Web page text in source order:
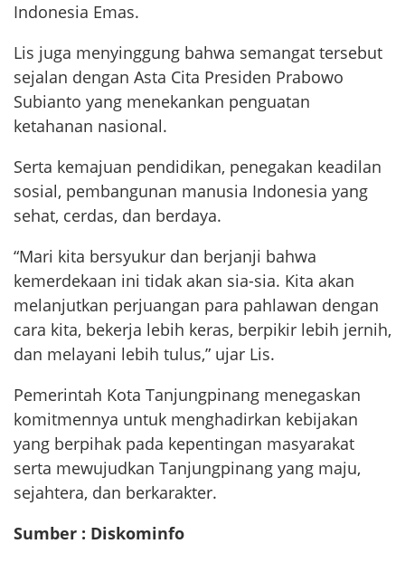
Indonesia Emas.
Lis juga menyinggung bahwa semangat tersebut
sejalan dengan Asta Cita Presiden Prabowo
Subianto yang menekankan penguatan
ketahanan nasional.
Serta kemajuan pendidikan, penegakan keadilan
sosial, pembangunan manusia Indonesia yang
sehat, cerdas, dan berdaya.
“Mari kita bersyukur dan berjanji bahwa
kemerdekaan ini tidak akan sia-sia. Kita akan
melanjutkan perjuangan para pahlawan dengan
cara kita, bekerja lebih keras, berpikir lebih jernih,
dan melayani lebih tulus,” ujar Lis.
Pemerintah Kota Tanjungpinang menegaskan
komitmennya untuk menghadirkan kebijakan
yang berpihak pada kepentingan masyarakat
serta mewujudkan Tanjungpinang yang maju,
sejahtera, dan berkarakter.
Sumber : Diskominfo